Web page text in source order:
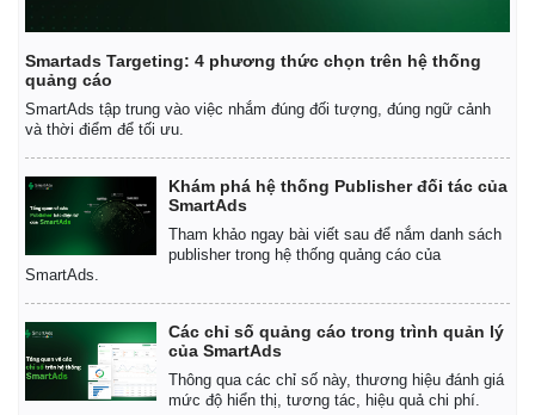
Smartads Targeting: 4 phương thức chọn trên hệ thống
quảng cáo
SmartAds tập trung vào việc nhắm đúng đối tượng, đúng ngữ cảnh
và thời điểm để tối ưu.
Khám phá hệ thống Publisher đối tác của
SmartAds
Tham khảo ngay bài viết sau để nắm danh sách
publisher trong hệ thống quảng cáo của
SmartAds.
Các chỉ số quảng cáo trong trình quản lý
của SmartAds
Thông qua các chỉ số này, thương hiệu đánh giá
mức độ hiển thị, tương tác, hiệu quả chi phí.